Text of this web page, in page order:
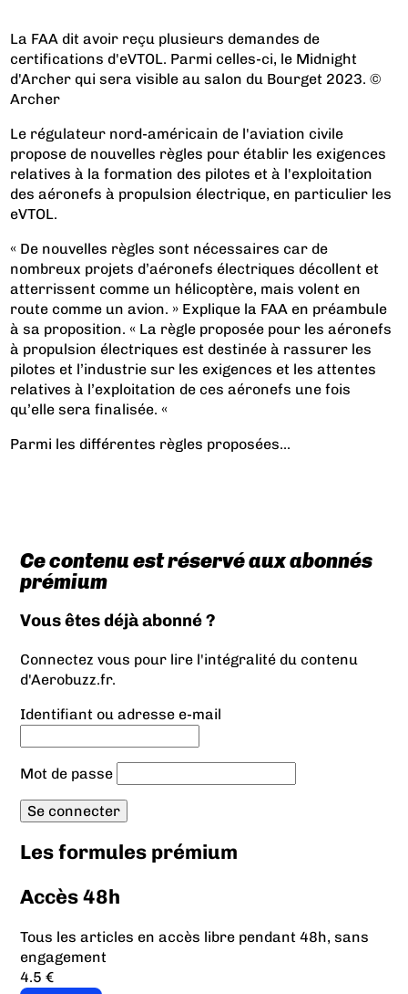
La FAA dit avoir reçu plusieurs demandes de
certifications d'eVTOL. Parmi celles-ci, le Midnight
d'Archer qui sera visible au salon du Bourget 2023. ©
Archer
Le régulateur nord-américain de l'aviation civile
propose de nouvelles règles pour établir les exigences
relatives à la formation des pilotes et à l'exploitation
des aéronefs à propulsion électrique, en particulier les
eVTOL.
« De nouvelles règles sont nécessaires car de
nombreux projets d’aéronefs électriques décollent et
atterrissent comme un hélicoptère, mais volent en
route comme un avion. » Explique la FAA en préambule
à sa proposition. « La règle proposée pour les aéronefs
à propulsion électriques est destinée à rassurer les
pilotes et l’industrie sur les exigences et les attentes
relatives à l’exploitation de ces aéronefs une fois
qu’elle sera finalisée. «
Parmi les différentes règles proposées...
Ce contenu est réservé aux abonnés
prémium
Vous êtes déjà abonné ?
Connectez vous pour lire l'intégralité du contenu
d'Aerobuzz.fr.
Identifiant ou adresse e-mail
Mot de passe
Les formules prémium
Accès 48h
Tous les articles en accès libre pendant 48h, sans
engagement
4.5 €